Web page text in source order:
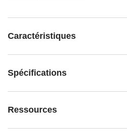
Caractéristiques
Spécifications
Ressources